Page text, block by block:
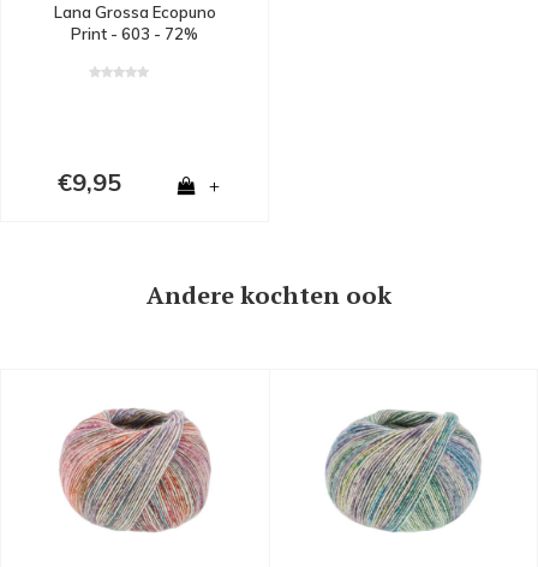
Lana Grossa Ecopuno
Print - 603 - 72%
en 11% alpaca - Rood
€9,95 +
Andere kochten ook